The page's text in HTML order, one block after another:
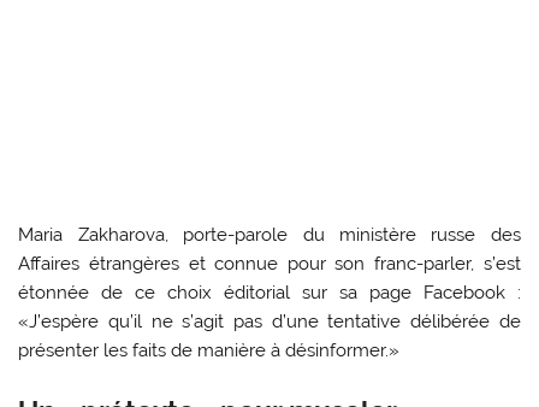
Maria Zakharova, porte-parole du ministère russe des
Affaires étrangères et connue pour son franc-parler, s’est
étonnée de ce choix éditorial sur sa page Facebook :
«J’espère qu’il ne s’agit pas d’une tentative délibérée de
présenter les faits de manière à désinformer.»